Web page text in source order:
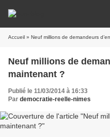
Accueil » Neuf millions de demandeurs
Neuf millions de
maintenant ?
Publié le 11/03/2014 à 16:33
Par democratie-reelle-nimes